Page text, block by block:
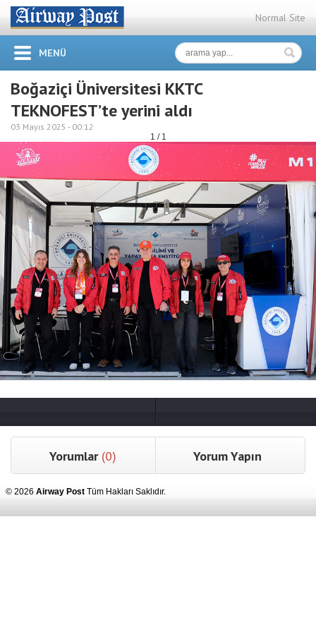
Normal Site
MENÜ
Boğaziçi Üniversitesi KKTC
TEKNOFEST’te yerini aldı
03 Mayıs 2025 - 00:12
1 / 1
Yorumlar (0) Yorum Yapın
© 2026 Airway Post Tüm Hakları Saklıdır.